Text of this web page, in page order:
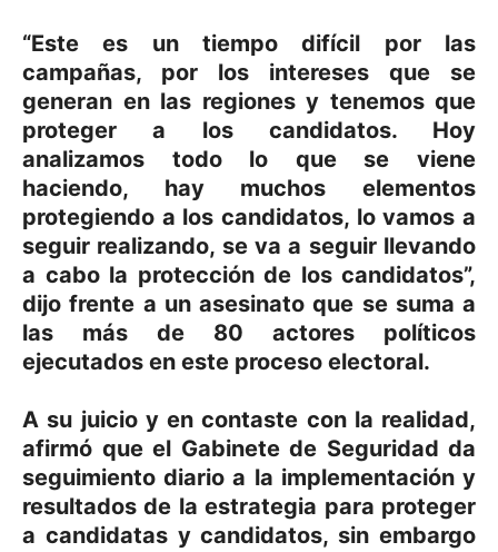
“Este es un tiempo difícil por las
campañas, por los intereses que se
generan en las regiones y tenemos que
proteger a los candidatos. Hoy
analizamos todo lo que se viene
haciendo, hay muchos elementos
protegiendo a los candidatos, lo vamos a
seguir realizando, se va a seguir llevando
a cabo la protección de los candidatos”,
dijo frente a un asesinato que se suma a
las más de 80 actores políticos
ejecutados en este proceso electoral.
A su juicio y en contaste con la realidad,
afirmó que el Gabinete de Seguridad da
seguimiento diario a la implementación y
resultados de la estrategia para proteger
a candidatas y candidatos, sin embargo